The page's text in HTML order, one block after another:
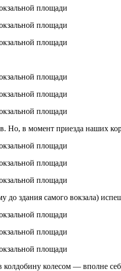
Но, в момент приезда наших
до здания самого вокзала)
колдобину колесом — вполне